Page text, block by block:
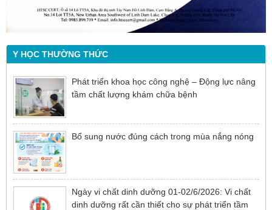
Y HỌC THƯỜNG THỨC
Phát triển khoa học công nghệ – Động lực nâng
tầm chất lượng khám chữa bệnh
Bổ sung nước đúng cách trong mùa nắng nóng
Ngày vi chất dinh dưỡng 01-02/6/2026: Vi chất
dinh dưỡng rất cần thiết cho sự phát triển tầm